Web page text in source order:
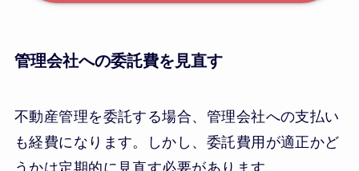
管理会社への委託費を見直す
不動産管理を委託する場合、管理会社への支払い
も経費になります。しかし、委託費用が適正かど
うかは定期的に見直す必要があります。